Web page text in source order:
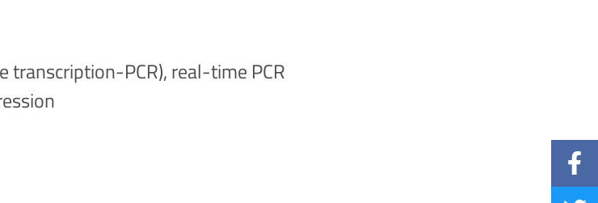
transcription-PCR), real-time PCR